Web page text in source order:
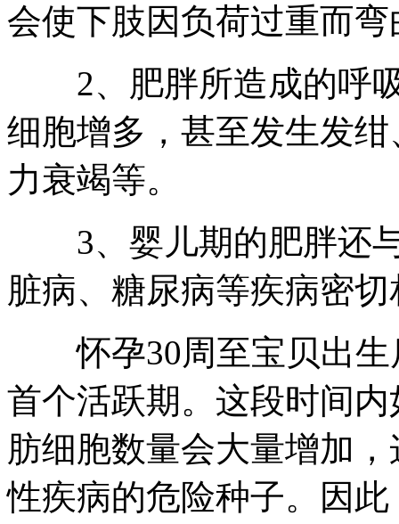
会使下肢因负荷过重而
2、肥胖所造成的呼吸
细胞增多，甚至发生发
力衰竭等。
3、婴儿期的肥胖还与
脏病、糖尿病等疾病密
怀孕30周至宝贝出生
首个活跃期。这段时间
肪细胞数量会大量增加
性疾病的危险种子。因